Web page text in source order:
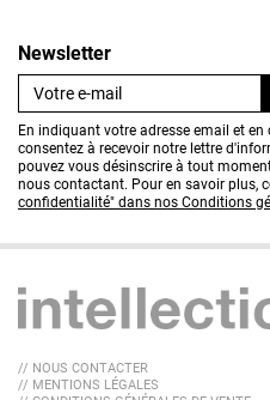
Newsletter
En indiquant votre adresse email et
consentez à recevoir notre lettre
pouvez vous désinscrire à tout
nous contactant. Pour en savoir plus,
confidentialité" dans nos Conditions
// NOUS CONTACTER
// MENTIONS LÉGALES